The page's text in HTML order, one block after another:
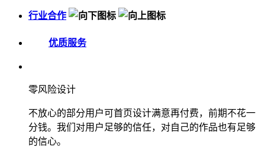
行业合作
优质服务
零风险设计
不放心的部分用户可首页设计满意再付费，前期不花一
分钱。我们对用户足够的信任，对自己的作品也有足够
的信心。